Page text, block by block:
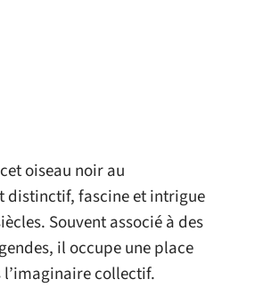
oiseau noir au
distinctif, fascine et intrigue
Souvent associé à des
il occupe une place
collectif.